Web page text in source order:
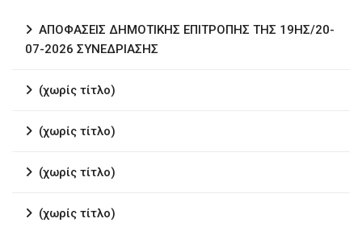
ΑΠΟΦΑΣΕΙΣ ΔΗΜΟΤΙΚΗΣ ΕΠΙΤΡΟΠΗΣ ΤΗΣ 19ΗΣ/20-
07-2026 ΣΥΝΕΔΡΙΑΣΗΣ
(χωρίς τίτλο)
(χωρίς τίτλο)
(χωρίς τίτλο)
(χωρίς τίτλο)